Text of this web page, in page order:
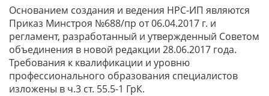
Основанием создания и ведения НРС-ИП являются
Приказ Минстроя №688/пр от 06.04.2017 г. и
регламент, разработанный и утвержденный Советом
объединения в новой редакции 28.06.2017 года.
Требования к квалификации и уровню
профессионального образования специалистов
изложены в ч.3 ст. 55.5-1 ГрК.